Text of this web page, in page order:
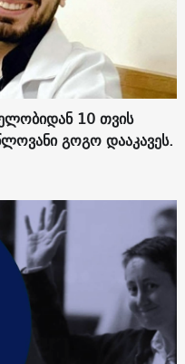
10 თვის
გოგო დააკავეს.